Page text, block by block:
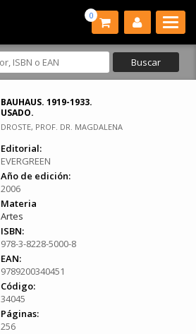
0
BAUHAUS. 1919-1933.
USADO.
DROSTE, PROF. DR. MAGDALENA
Editorial:
EVERGREEN
Año de edición:
2006
Materia
Artes
ISBN:
978-3-8228-5000-8
EAN:
9789200340451
Código:
34045
Páginas:
256